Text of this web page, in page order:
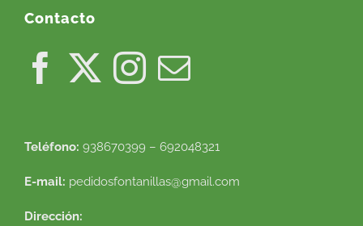
Contacto
Teléfono: 938670399 – 692048321
E-mail: pedidosfontanillas@gmail.com
Dirección: